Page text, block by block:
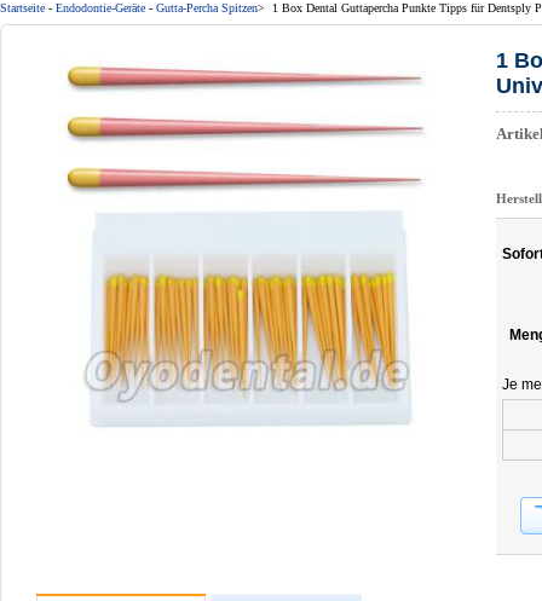
Startseite - Endodontie-Geräte - Gutta-Percha Spitzen> 1 Box Dental Guttapercha Punkte Tipps für Dentsply
1
Je